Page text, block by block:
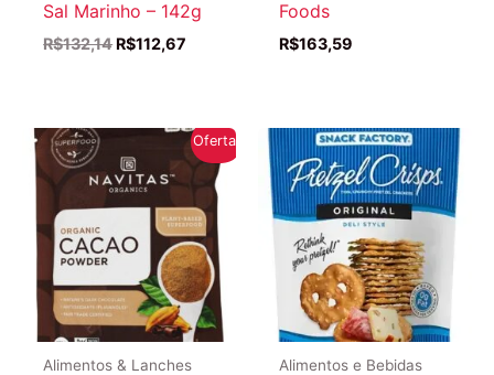
Sal Marinho – 142g
R$132,14 O
R$112,67
Foods
R$163,59
Oferta!
Alimentos & Lanches Alimentos e Bebidas